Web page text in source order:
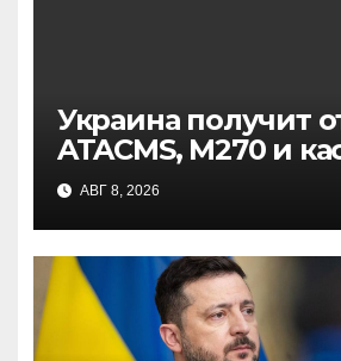
Украина получит
ATACMS, M270 и
боеприпасы: новые
поставки
АВГ 8, 2026